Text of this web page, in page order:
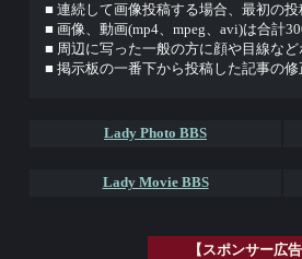
■ 連続して画像投稿する場合、最初の
■ 画像、動画(mp4、mpeg、avi)は合計
■ 周辺に写った一般の方に顔や目線な
■ 掲示板の一番下から投稿した記事の修
Lady Photo BBS
Lady Movie BBS
【スポンサー広